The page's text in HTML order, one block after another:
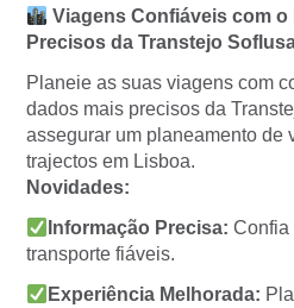
Viagens Confiáveis com
Precisos da Transtejo
Planeie as suas viagens com
dados mais precisos da
assegurar um planeamento de
trajectos em Lisboa.
Novidades:
Informação Precisa: Confia
transporte fiáveis.
Experiência Melhorada: